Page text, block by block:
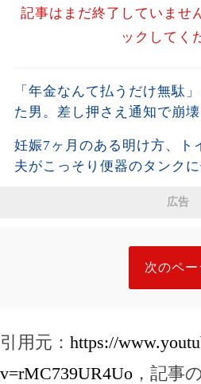
記事はまだ終了していませ
ックしてく
「年金なんて払うだけ無駄
た男。差し押さえ通知で崩
妊娠7ヶ月のある明け方、ト
夫がこっそり便器のタンク
は声も出せず凍りついた――
広告
次のペー
引用元： https://
v=rMC739UR4Uo ，記事